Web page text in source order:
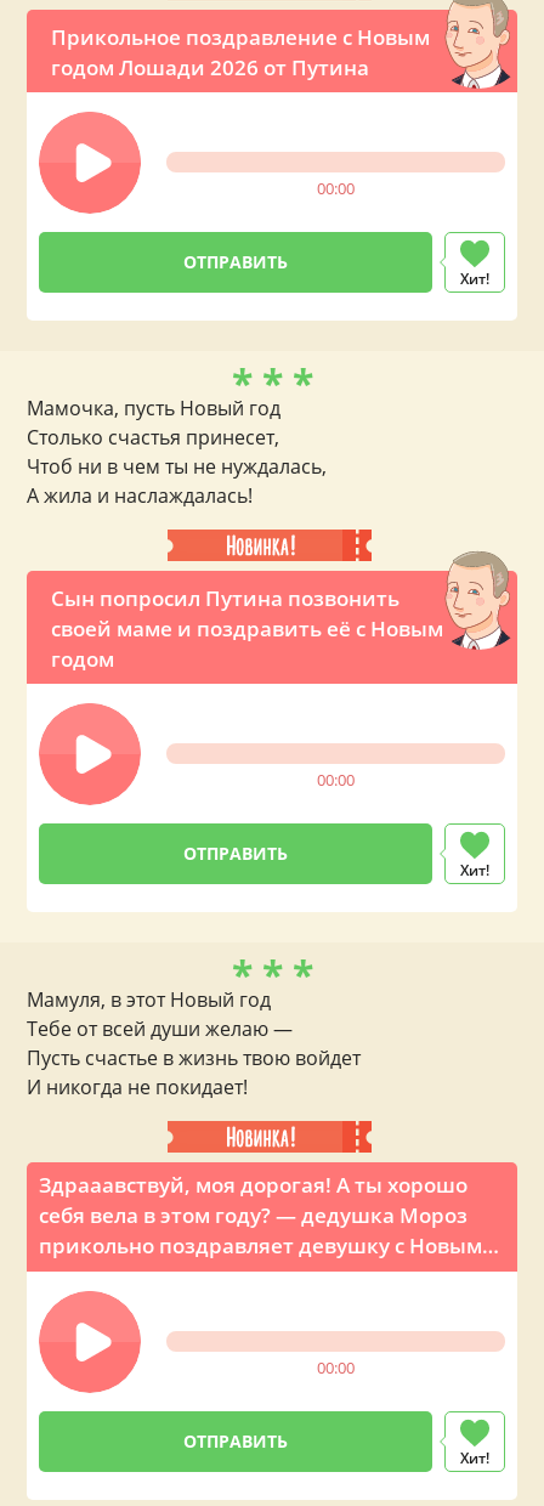
Прикольное поздравление с Новым
годом Лошади 2026 от Путина
00:00
Хит!
Сын попросил Путина позвонить
своей маме и поздравить её с Новым
годом
00:00
Хит!
* * *
Мамочка, пусть Новый год
Столько счастья принесет,
Чтоб ни в чем ты не нуждалась,
А жила и наслаждалась!
Здрааавствуй, моя дорогая! А ты хорошо
себя вела в этом году? — дедушка Мороз
прикольно поздравляет девушку с Новым
годом по телефону
00:00
Хит!
* * *
Мамуля, в этот Новый год
Тебе от всей души желаю —
Пусть счастье в жизнь твою войдет
И никогда не покидает!